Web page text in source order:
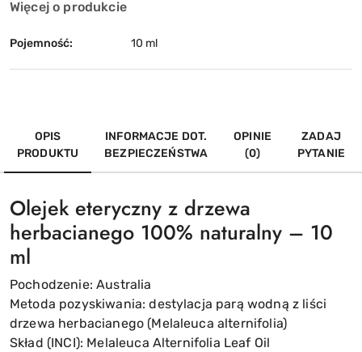
Więcej o produkcie
Pojemność: 10 ml
OPIS
PRODUKTU
INFORMACJE DOT.
BEZPIECZEŃSTWA
OPINIE
(0)
ZADAJ
PYTANIE
Olejek eteryczny z drzewa
herbacianego 100% naturalny – 10
ml
Pochodzenie: Australia
Metoda pozyskiwania: destylacja parą wodną z liści
drzewa herbacianego (Melaleuca alternifolia)
Skład (INCI): Melaleuca Alternifolia Leaf Oil